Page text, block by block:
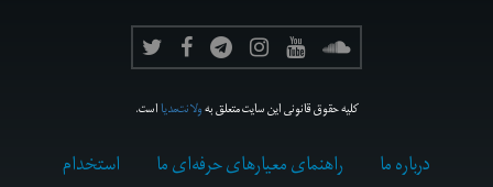
کلیه حقوق قانونی این سایت متعلق بهولانت‌مدیااست.
درباره ما راهنمای معیارهای حرفه‌ای ما استخدام